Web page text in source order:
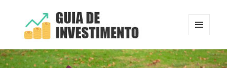
Guia de Investimento
E
WIDGETS